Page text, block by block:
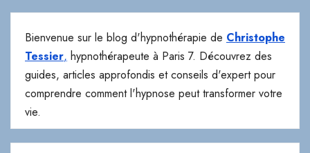
Tessier,hypnothérapeute à Paris 7. Découvrez des
comprendre comment l'hypnose peut transformer votre
vie.
Cabinet Paris 7
123 rue de l'université